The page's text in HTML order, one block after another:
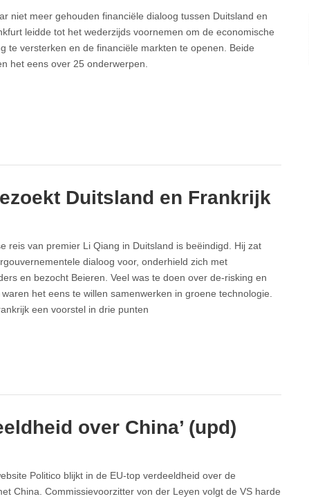
niet meer gehouden financiële dialoog tussen Duitsland en
leidde tot het wederzijds voornemen om de economische
te versterken en de financiële markten te openen. Beide
het eens over 25 onderwerpen.
Duitsland en Frankrijk
reis van premier Li Qiang in Duitsland is beëindigd. Hij zat
dialoog voor, onderhield zich met
en bezocht Beieren. Veel was te doen over de-risking en
het eens te willen samenwerken in groene technologie.
een voorstel in drie punten
over China’ (upd)
Politico blijkt in de EU-top verdeeldheid over de
China. Commissievoorzitter von der Leyen volgt de VS harde